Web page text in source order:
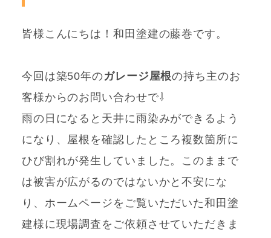
皆様こんにちは！和田塗建の藤巻です。
今回は築50年のガレージ屋根の持ち主のお
客様からのお問い合わせで⇩
雨の日になると天井に雨染みができるよう
になり、屋根を確認したところ複数箇所に
ひび割れが発生していました。このままで
は被害が広がるのではないかと不安にな
り、ホームページをご覧いただいた和田塗
建様に現場調査をご依頼させていただきま